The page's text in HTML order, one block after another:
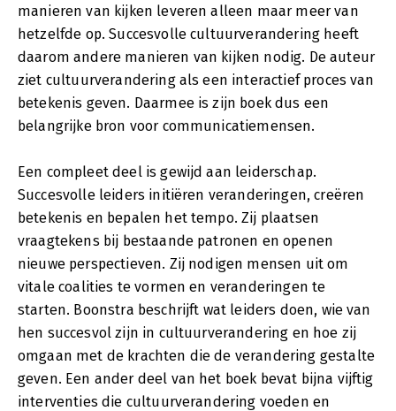
manieren van kijken leveren alleen maar meer van
hetzelfde op. Succesvolle cultuurverandering heeft
daarom andere manieren van kijken nodig. De auteur
ziet cultuurverandering als een interactief proces van
betekenis geven. Daarmee is zijn boek dus een
belangrijke bron voor communicatiemensen.
Een compleet deel is gewijd aan leiderschap.
Succesvolle leiders initiëren veranderingen, creëren
betekenis en bepalen het tempo. Zij plaatsen
vraagtekens bij bestaande patronen en openen
nieuwe perspectieven. Zij nodigen mensen uit om
vitale coalities te vormen en veranderingen te
starten. Boonstra beschrijft wat leiders doen, wie van
hen succesvol zijn in cultuurverandering en hoe zij
omgaan met de krachten die de verandering gestalte
geven. Een ander deel van het boek bevat bijna vijftig
interventies die cultuurverandering voeden en